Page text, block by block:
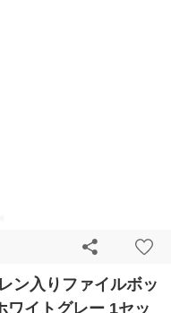
ン入りファイルボッ
ワイトグレー 1セッ